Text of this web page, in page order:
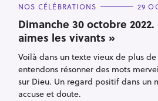
C
T
E
G
O
R
I
E
S
NOS CÉLÉBRATIONS 29
Dimanche 30 octobre
aimes les vivants »
Voilà dans un texte vieux de plus de
entendons résonner des mots
sur Dieu. Un regard positif dans un
accuse et doute.
e
a
r
c
h